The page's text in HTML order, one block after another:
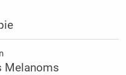
Melanoms